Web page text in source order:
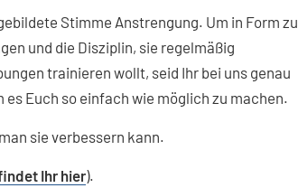
Stimme Anstrengung. Um in Form zu
und die Disziplin, sie regelmäßig
trainieren wollt, seid Ihr bei uns genau
Euch so einfach wie möglich zu machen.
sie verbessern kann.
Ihr hier).